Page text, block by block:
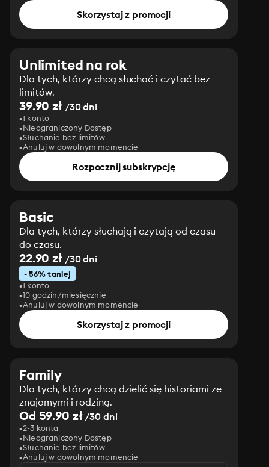
Skorzystaj z promocji
Unlimited na rok
Dla tych, którzy chcą słuchać i czytać bez
limitów.
39.90 zł/30 dni
1 konto
Nieograniczony Dostęp
Słuchanie bez limitów
Anuluj w dowolnym momencie
Rozpocznij subskrypcję
Basic
Dla tych, którzy słuchają i czytają od czasu
do czasu.
22.90 zł/30 dni
- 56% taniej
1 konto
10 godzin/miesięcznie
Anuluj w dowolnym momencie
Skorzystaj z promocji
Family
Dla tych, którzy chcą dzielić się historiami ze
znajomymi i rodziną.
Od 59.90 zł/30 dni
2-3 konta
Nieograniczony Dostęp
Słuchanie bez limitów
Anuluj w dowolnym momencie